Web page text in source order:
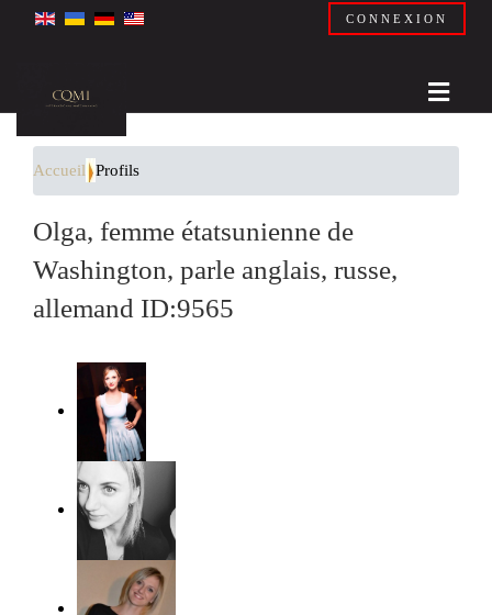
CONNEXION
Accueil Profils
Olga, femme étatsunienne de
Washington, parle anglais, russe,
allemand ID:9565